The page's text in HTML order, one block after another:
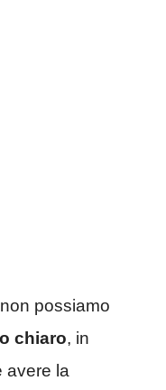
non possiamo
chiaro, in
avere la